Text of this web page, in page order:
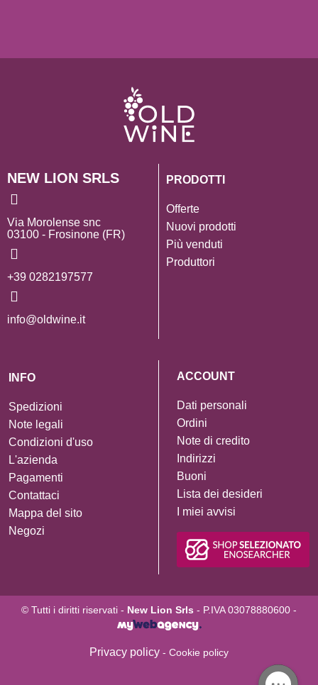
NEW LION SRLS
Via Morolense snc
03100 - Frosinone (FR)
+39 0282197577
info@oldwine.it
PRODOTTI
Offerte
Nuovi prodotti
Più venduti
Produttori
INFO
Spedizioni
Note legali
Condizioni d'uso
L'azienda
Pagamenti
Contattaci
Mappa del sito
Negozi
ACCOUNT
Dati personali
Ordini
Note di credito
Indirizzi
Buoni
Lista dei desideri
I miei avvisi
© Tutti i diritti riservati - New Lion Srls - P.IVA 03078880600 -
Privacy policy - Cookie policy